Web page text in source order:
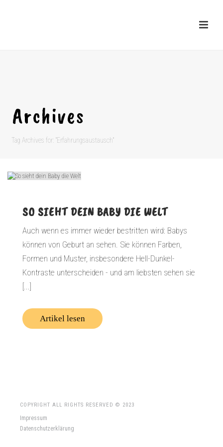
Archives
Tag Archives for: "Erfahrungsaustausch"
SO SIEHT DEIN BABY DIE WELT
Auch wenn es immer wieder bestritten wird: Babys
können von Geburt an sehen. Sie können Farben,
Formen und Muster, insbesondere Hell-Dunkel-
Kontraste unterscheiden - und am liebsten sehen sie
[...]
Artikel lesen
COPYRIGHT ALL RIGHTS RESERVED © 2023
Impressum
Datenschutzerklärung